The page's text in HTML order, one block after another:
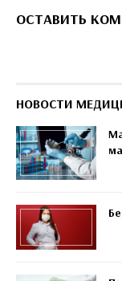
ОСТАВИТЬ
НОВОСТИ